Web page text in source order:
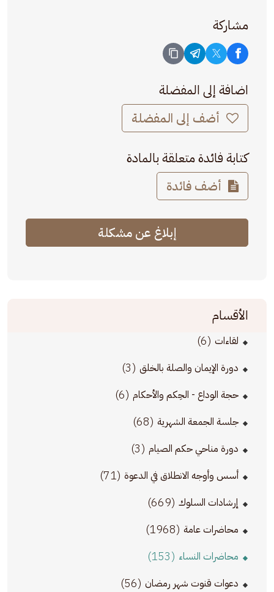
مشاركة
اضافة إلى المفضلة
أضف إلى المفضلة
كتابة فائدة متعلقة بالمادة
أضف فائدة
إبلاغ عن مشكلة
الأقسام
لقاءات (6)
دورة الإيمان والصلة بالخلق (3)
حجة الوداع - الحِكم والأحكام (6)
جلسة الجمعة الشهرية (68)
دورة مناحي حكم الصيام (3)
أسس وأوجه الانطلاق في الدعوة (71)
إرشادات السلوك (669)
محاضرات عامة (1968)
محاضرات النساء (153)
دعوات قنوت شهر رمضان (56)